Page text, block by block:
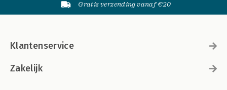
Gratis verzending vanaf €20
Klantenservice
Zakelijk